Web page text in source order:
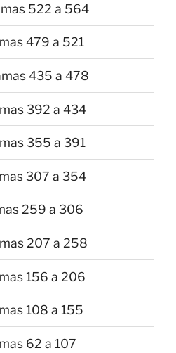
522 a 564
479 a 521
435 a 478
392 a 434
355 a 391
307 a 354
259 a 306
207 a 258
156 a 206
108 a 155
62 a 107